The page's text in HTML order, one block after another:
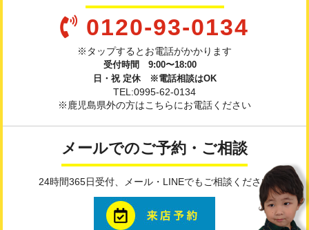
0120-93-0134
※タップするとお電話がかかります
受付時間 9:00〜18:00
日・祝 定休 ※電話相談はOK
TEL:0995-62-0134
※鹿児島県外の方はこちらにお電話ください
メールでのご予約・ご相談
24時間365日受付、メール・LINEでもご相談ください